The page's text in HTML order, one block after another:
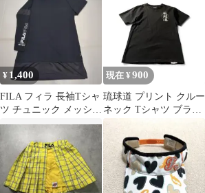
¥ 1,400
​FILA フィラ 長袖Tシャ
ツ チュニック メッシュ
切替 ブラック LL
現在 ¥ 900
琉球道 プリント クルー
ネック Tシャツ ブラッ
ク